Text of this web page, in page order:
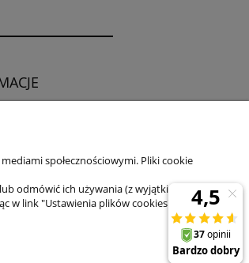
społecznościowymi. Pliki cookie
odmówić ich używania (z wyjątkiem
w link "Ustawienia plików cookies" na dole